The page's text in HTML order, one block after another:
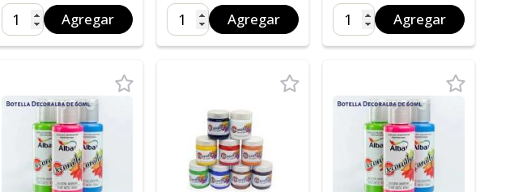
Agregar Agregar Agregar